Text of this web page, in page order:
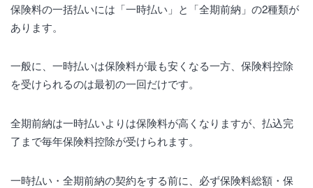
保険料の一括払いには「一時払い」と「全期前納」の2種類が
あります。
一般に、一時払いは保険料が最も安くなる一方、保険料控除
を受けられるのは最初の一回だけです。
全期前納は一時払いよりは保険料が高くなりますが、払込完
了まで毎年保険料控除が受けられます。
一時払い・全期前納の契約をする前に、必ず保険料総額・保